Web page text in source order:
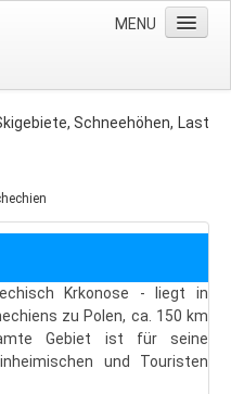
MENU
Schneehöhen, Last
Krkonose - liegt in
zu Polen, ca. 150 km
Gebiet ist für seine
und Touristen